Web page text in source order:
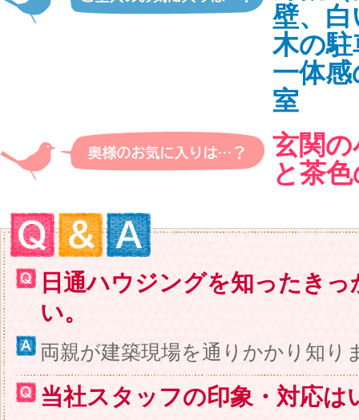
壁、
木の
一体
室
玄関
と茶
日通ハウジングを知ったき
い。
両親が建築現場を通りかかり知り
当社スタッフの印象・対応は